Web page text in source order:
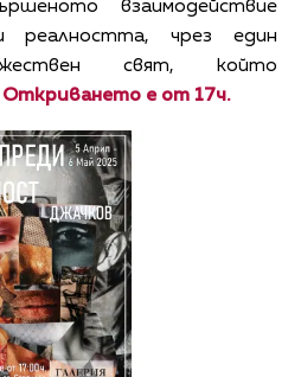
взаимодействие
чрез един
свят, който
Откриването е от 17ч.